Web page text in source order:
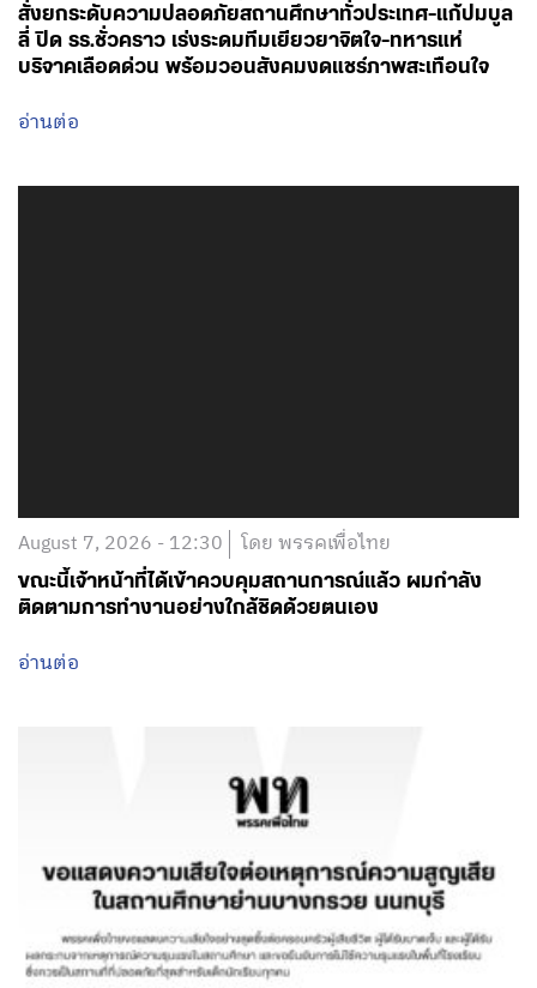
สั่งยกระดับความปลอดภัยสถานศึกษาทั่วประเทศ-แก้ปมบูล
ลี่ ปิด รร.ชั่วคราว เร่งระดมทีมเยียวยาจิตใจ-ทหารแห่
บริจาคเลือดด่วน พร้อมวอนสังคมงดแชร์ภาพสะเทือนใจ
อ่านต่อ
August 7, 2026 - 12:30 โดย พรรคเพื่อไทย
ขณะนี้เจ้าหน้าที่ได้เข้าควบคุมสถานการณ์แล้ว ผมกำลัง
ติดตามการทำงานอย่างใกล้ชิดด้วยตนเอง
อ่านต่อ